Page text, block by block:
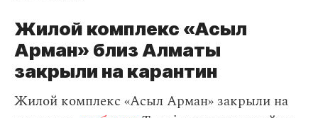
Жилой комплекс «Асыл
Арман» близ Алматы
закрыли на карантин
Жилой комплекс «Асыл Арман» закрыли на